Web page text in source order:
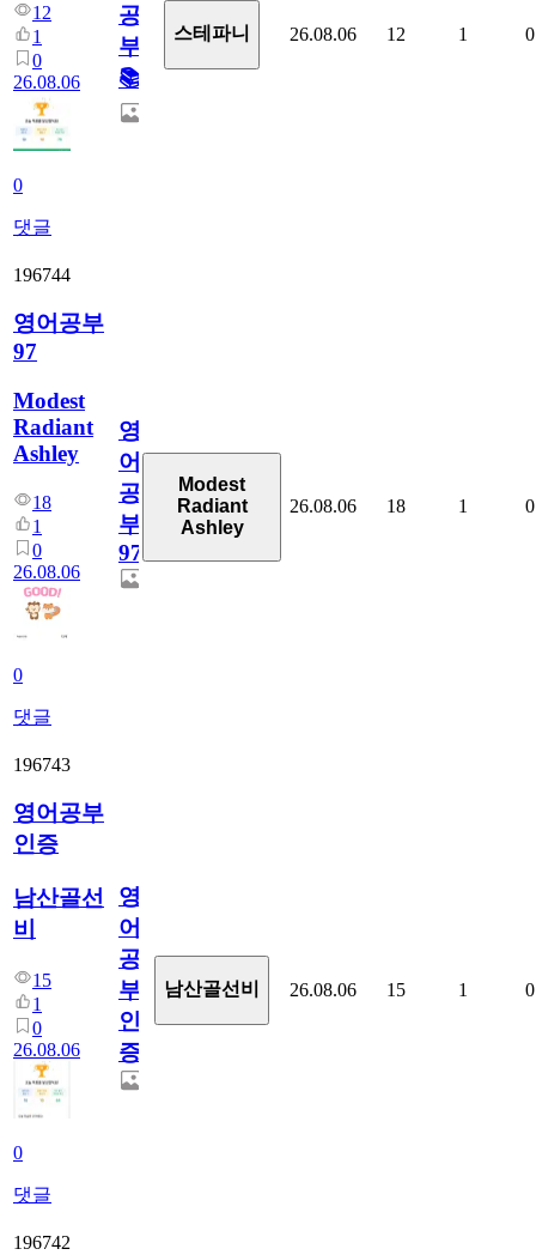
12
1
0
26.08.06
0
댓글
공
부!
📚
스테파니 26.08.06 12 1 0
196744
영어공부
97
Modest
Radiant
Ashley
18
1
0
26.08.06
0
댓글
영
어
공
부
97
Modest
Radiant
Ashley
26.08.06 18 1 0
196743
영어공부
인증
남산골선
비
15
1
0
26.08.06
0
댓글
영
어
공
부
인
증
남산골선비 26.08.06 15 1 0
196742